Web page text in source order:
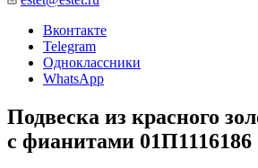
Вконтакте
Telegram
Одноклассники
WhatsApp
Подвеска из красного
с фианитами 01П1116186